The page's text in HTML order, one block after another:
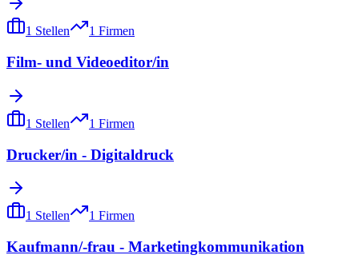
1 Stellen 1 Firmen
Film- und Videoeditor/in
1 Stellen 1 Firmen
Drucker/in - Digitaldruck
1 Stellen 1 Firmen
Kaufmann/-frau - Marketingkommunikation